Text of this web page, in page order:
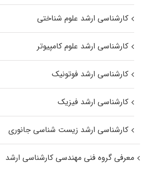
کارشناسی ارشد علوم شناختی
کارشناسی ارشد علوم کامپیوتر
کارشناسی ارشد فوتونیک
کارشناسی ارشد فیزیک
کارشناسی ارشد زیست‌ شناسی جانوری
معرفی گروه فنی مهندسی کارشناسی ارشد